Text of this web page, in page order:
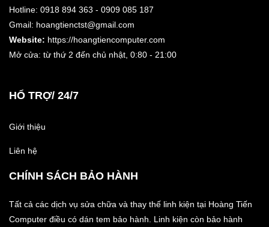
Hotline: 0918 894 363 - 0909 085 187
Gmail: hoangtienctst@gmail.com
Website: https://hoangtiencomputer.com
Mở cửa: từ thứ 2 đến chủ nhật, 0:80 - 21:00
HỔ TRỢ/ 24/7
Giới thiệu
Liên hệ
CHÍNH SÁCH BẢO HÀNH
Tất cả các dịch vụ sửa chữa và thay thế linh kiện tại Hoàng Tiến
Computer điều có dán tem bảo hành. Linh kiện còn bảo hành